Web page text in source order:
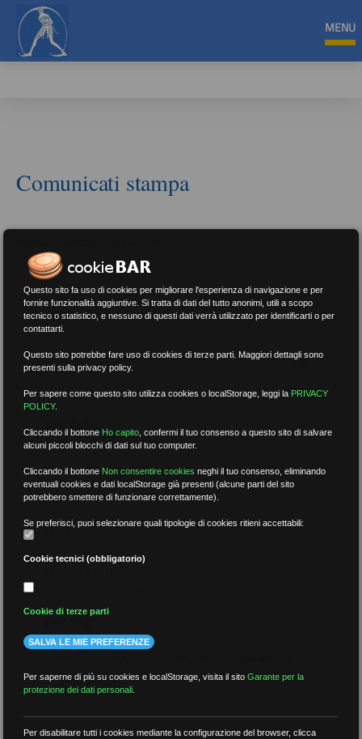
MENU
Comunicati stampa
RICERCA
più recenti
per tag
##autonomia
Questo sito fa uso di cookies per migliorare l'esperienza di navigazione e per
fornire funzionalità aggiuntive. Si tratta di dati del tutto anonimi, utili a scopo
tecnico o statistico, e nessuno di questi dati verrà utilizzato per identificarti o per
contattarti.
Questo sito potrebbe fare uso di cookies di terze parti. Maggiori dettagli sono
presenti sulla privacy policy.
Per sapere come questo sito utilizza cookies o localStorage, leggi la PRIVACY
POLICY.
Cliccando il bottone Ho capito ,confermi il tuo consenso a questo sito di salvare
alcuni piccoli blocchi di dati sul tuo computer.
Cliccando il bottone Non consentire cookies neghi il tuo consenso, eliminando
eventuali cookies e dati localStorage già presenti (alcune parti del sito
potrebbero smettere di funzionare correttamente).
Se preferisci, puoi selezionare quali tipologie di cookies ritieni accettabili:
Cookie tecnici (obbligatorio)
Cookie di terze parti
SALVA LE MIE PREFERENZE
Per saperne di più su cookies e localStorage, visita il sitoGarante per la
protezione dei dati personali
Per disabilitare tutti i cookies mediante la configurazione del browser, clicca